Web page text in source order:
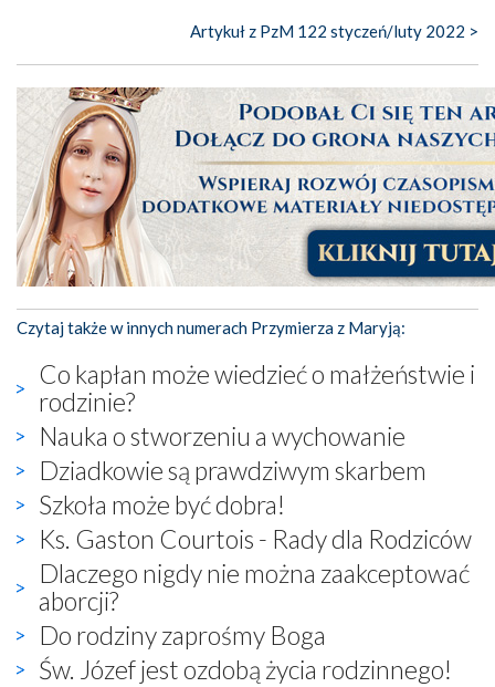
Artykuł z PzM 122 styczeń/luty 2022 >
Czytaj także w innych numerach Przymierza z Maryją:
Co kapłan może wiedzieć o małżeństwie i
rodzinie?
Nauka o stworzeniu a wychowanie
Dziadkowie są prawdziwym skarbem
Szkoła może być dobra!
Ks. Gaston Courtois - Rady dla Rodziców
Dlaczego nigdy nie można zaakceptować
aborcji?
Do rodziny zaprośmy Boga
Św. Józef jest ozdobą życia rodzinnego!